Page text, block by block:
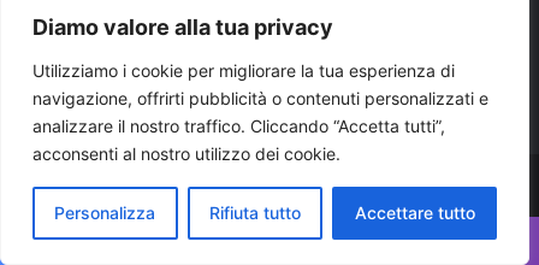
Diamo valore alla tua privacy
Utilizziamo i cookie per migliorare la tua esperienza di
navigazione, offrirti pubblicità o contenuti personalizzati e
analizzare il nostro traffico. Cliccando “Accetta tutti”,
acconsenti al nostro utilizzo dei cookie.
Personalizza Rifiuta tutto Accettare tutto
Inserisci
tuo
indirizzo
Pugliapress - Quotidiano online editore associazione giornalisti